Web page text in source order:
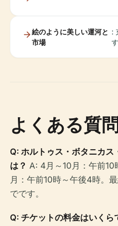
絵のように美しい運河と
市場
:
す
よくある質
Q: ホルトゥス・ボタニカス
は？ A: 4月～10月：午前10
月：午前10時～午後4時。
でです。
Q: チケットの料金はいくら